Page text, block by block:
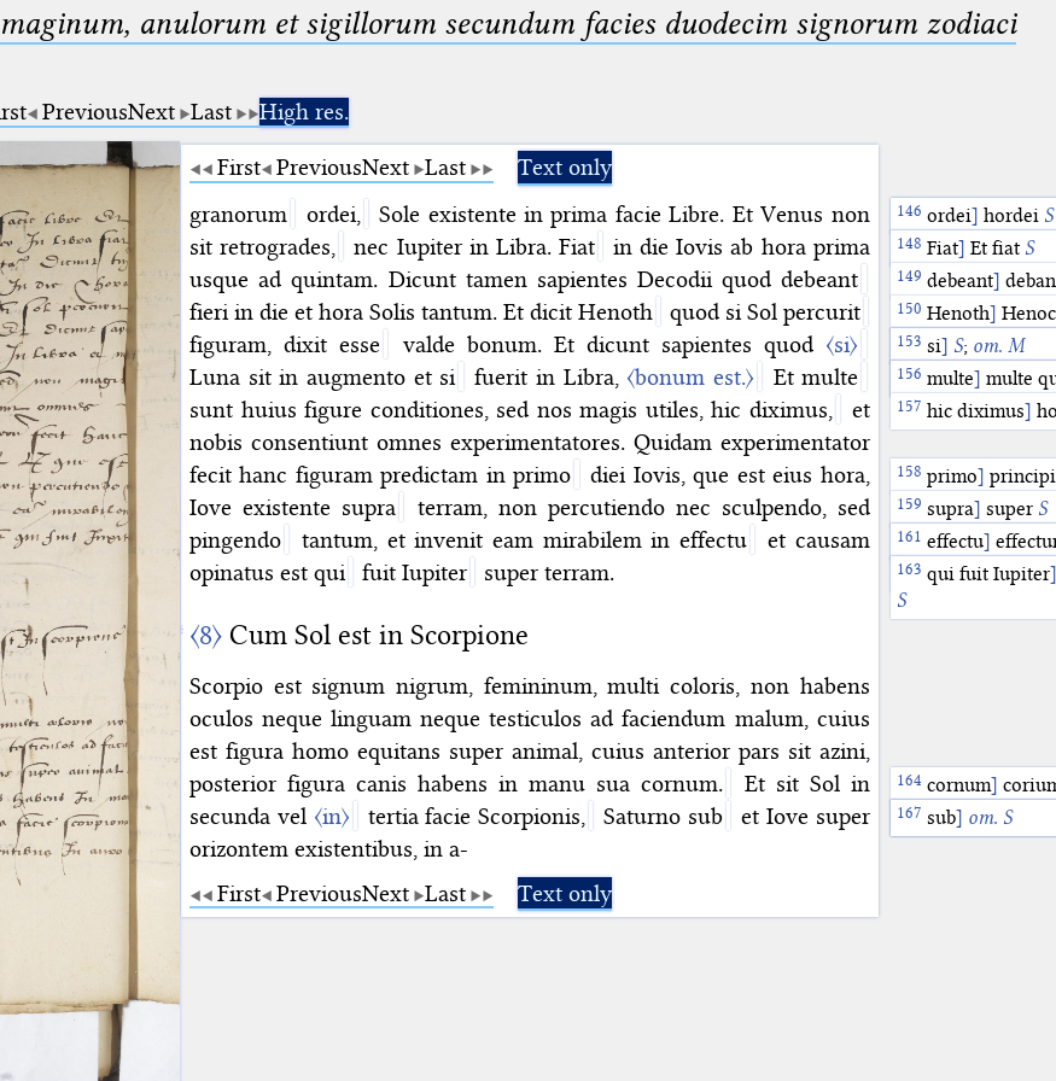
anulorum et sigillorum secundum facies duodecim signorum zodiaci
PreviousNext Last
High res.
First PreviousNext Last
Text only
granorum
granuum]
ordei, ordei] hordei S
Sole existente in prima facie Libre. Et Venus non
sit retrogrades,
retrogradus ]
nec Iupiter in Libra. Fiat Fiat] Et fiat S
in die Iovis ab hora prima
usque ad quintam. Dicunt tamen sapientes Decodii quod debeant
debeant]
fieri in die et hora Solis tantum. Et dicit Henoth Henoth]
quod si Sol percurit
percurit]
figuram, dixit esse dixit esse ]
valde bonum. Et dicunt sapientes quod 〈si〉 si] S; om. M
Luna sit in augmento et si si] om. S
fuerit in Libra, 〈bonum est.〉 bonum est] S ;
Et multe multe] multe
sunt huius figure conditiones, sed nos magis utiles, hic diximus, hic diximus]
et
nobis consentiunt omnes experimentatores. Quidam experimentator
fecit hanc figuram predictam in primo
primo]
diei Iovis, que est eius hora,
Iove existente supra
supra] super S
terram, non percutiendo nec sculpendo, sed
pingendo
pingendo]
tantum, et invenit eam mirabilem in effectu effectu]
et causam
opinatus est qui
qui ]quodS
fuit Iupiter qui fuit Iupiter]
S
super terram.
〈8〉 Cum Sol est in Scorpione
Scorpio est signum nigrum, femininum, multi coloris, non habens
oculos neque linguam neque testiculos ad faciendum malum, cuius
est figura homo equitans super animal, cuius anterior pars sit azini,
posterior figura canis habens in manu sua cornum.
cornum]
Et sit Sol in
secunda vel 〈in〉 in] S ;om. M
tertia facie Scorpionis, Scorpionis
Saturno sub sub] om. S
et Iove super
orizontem existentibus, in a-
First PreviousNext Last Text only